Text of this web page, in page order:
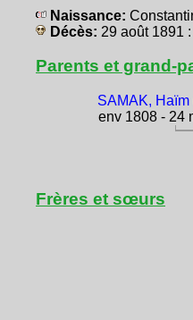
Naissance:
Décès: 29 août 1891
Parents et grand-
SAMAK, Haïm
env 1808 - 24
Frères et sœurs